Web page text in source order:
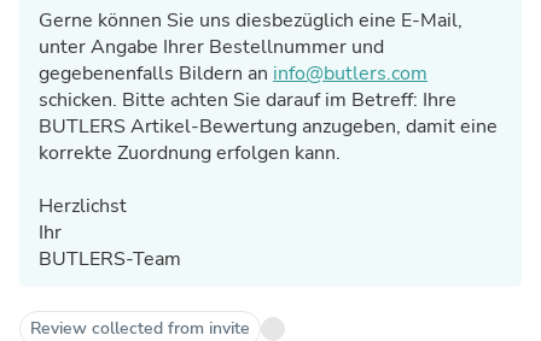
Gerne können Sie uns diesbezüglich eine E-Mail,
unter Angabe Ihrer Bestellnummer und
gegebenenfalls Bildern an info@butlers.com
schicken. Bitte achten Sie darauf im Betreff: Ihre
BUTLERS Artikel-Bewertung anzugeben, damit eine
korrekte Zuordnung erfolgen kann.
Herzlichst
Ihr
BUTLERS-Team
Review collected from invite